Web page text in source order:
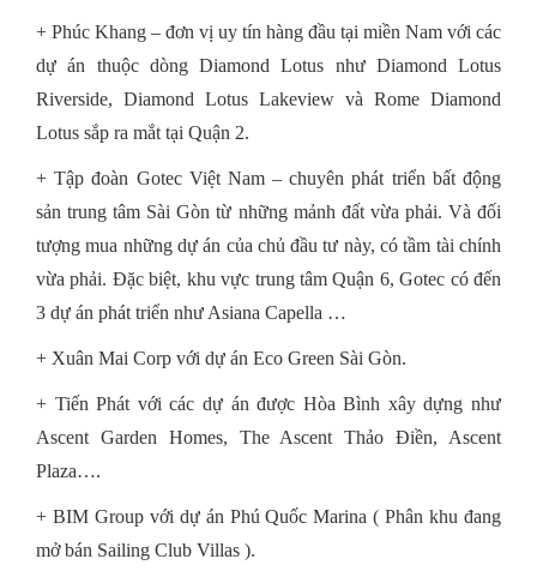
+ Phúc Khang – đơn vị uy tín hàng đầu tại miền Nam với các
dự án thuộc dòng Diamond Lotus như Diamond Lotus
Riverside, Diamond Lotus Lakeview và Rome Diamond
Lotus sắp ra mắt tại Quận 2.
+ Tập đoàn Gotec Việt Nam – chuyên phát triển bất động
sản trung tâm Sài Gòn từ những mảnh đất vừa phải. Và đối
tượng mua những dự án của chủ đầu tư này, có tầm tài chính
vừa phải. Đặc biệt, khu vực trung tâm Quận 6, Gotec có đến
3 dự án phát triển như Asiana Capella …
+ Xuân Mai Corp với dự án Eco Green Sài Gòn.
+ Tiến Phát với các dự án được Hòa Bình xây dựng như
Ascent Garden Homes, The Ascent Thảo Điền, Ascent
Plaza….
+ BIM Group với dự án Phú Quốc Marina ( Phân khu đang
mở bán Sailing Club Villas ).